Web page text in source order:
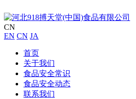
CN
EN CN JA
首页
关于我们
食品安全常识
食品安全动态
联系我们